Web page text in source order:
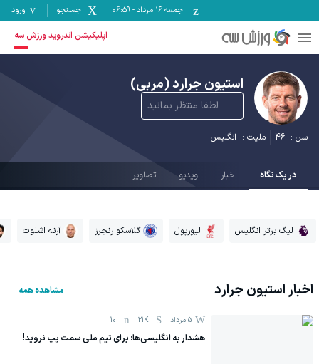
جمعه ۱۶ مرداد -
06:59 جستجو ورود
اپلیکیشن اندروید ورزش سه
استیون جرارد(مربی)
لطفا منتظر بمانید
سن : 46 ملیت : انگلیس
در یک نگاه اخبار ویدیو تصاویر
لیگ برتر انگلیس لیورپول گلاسکو رنجرز آرنه اشلوت
اخباراستیون جرارد مشاهده همه
5 مرداد 21K
10
هشدار به انگلیسی‌ها: برای تیم ملی سمت پپ نروید!